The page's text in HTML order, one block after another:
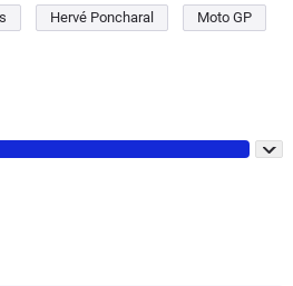
Hervé Poncharal
Moto GP